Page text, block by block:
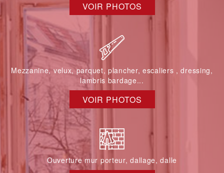
VOIR PHOTOS
Mezzanine, velux, parquet, plancher, escaliers , dressing,
lambris bardage...
VOIR PHOTOS
Ouverture mur porteur, dallage, dalle